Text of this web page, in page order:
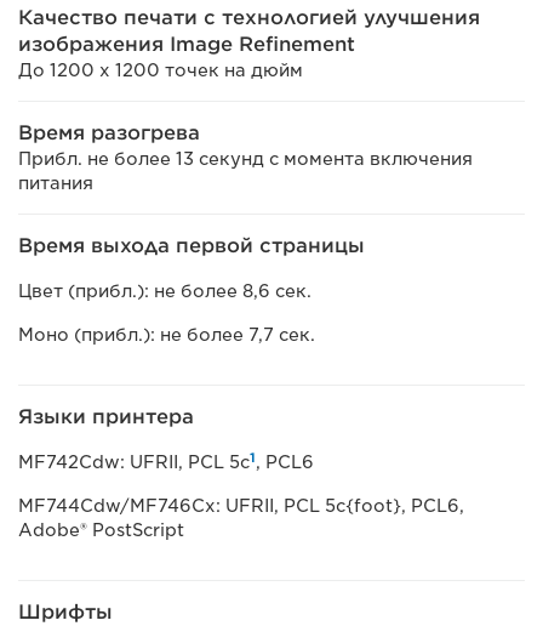
Качество печати с технологией улучшения
изображения Image Refinement
До 1200 х 1200 точек на дюйм
Время разогрева
Прибл. не более 13 секунд с момента включения
питания
Время выхода первой страницы
Цвет (прибл.): не более 8,6 сек.
Моно (прибл.): не более 7,7 сек.
Языки принтера
MF742Cdw: UFRII, PCL 5c1, PCL6
MF744Cdw/MF746Cx: UFRII, PCL 5c{foot}, PCL6,
Adobe® PostScript
Шрифты